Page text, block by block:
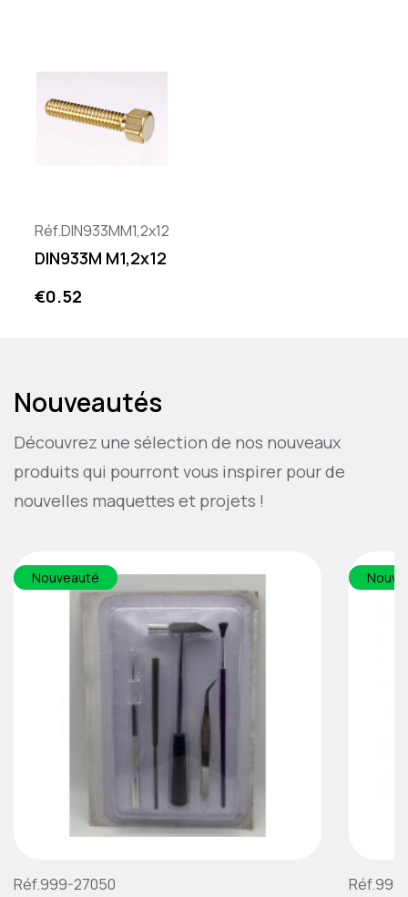
Réf.DIN933MM1,2x12
DIN933M M1,2x12
Price
€0.52
Nouveautés
Découvrez une sélection de nos nouveaux
produits qui pourront vous inspirer pour de
nouvelles maquettes et projets !
Réf.999-27050
Nouveauté